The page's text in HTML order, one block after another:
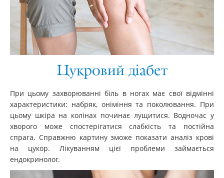
Цукровий діабет
При цьому захворюванні біль в ногах має свої відмінні
характеристики: набряк, оніміння та поколювання. При
цьому шкіра на колінах починає лущитися. Водночас у
хворого може спостерігатися слабкість та постійна
спрага. Справжню картину зможе показати аналіз крові
на цукор. Лікуванням цієї проблеми займається
ендокринолог.